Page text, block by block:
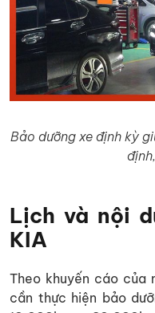
Bảo dưỡng xe định kỳ
Lịch và nội
KIA
Theo khuyến cáo của
cần thực hiện bảo